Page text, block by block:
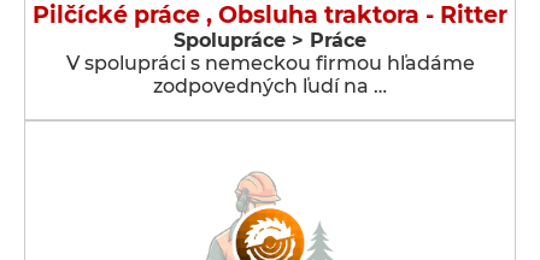
Pilčícké práce , Obsluha traktora - Ritter
Spolupráce > Práce
V spolupráci s nemeckou firmou hľadáme
zodpovedných ľudí na …